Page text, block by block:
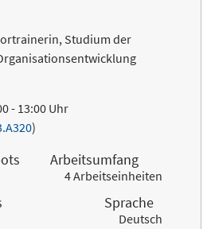
Studium der
- 13:00 Uhr
)
Arbeitsumfang
4 Arbeitseinheiten
Sprache
Deutsch